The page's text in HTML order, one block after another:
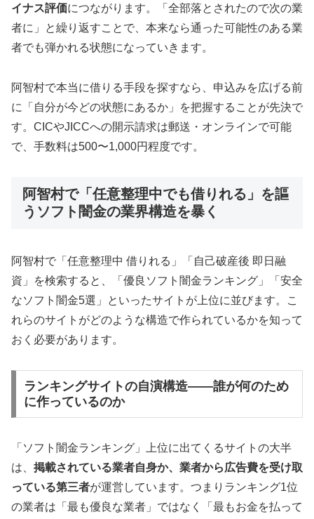
イナス評価につながります。「全部落とされたので次の業
者に」と繰り返すことで、本来なら通った可能性のある業
者でも弾かれる状態になっていきます。
阿智村で本当に借りる手段を探すなら、申込みを広げる前
に「自分が今どの状態にあるか」を把握することが先決で
す。CICやJICCへの開示請求は郵送・オンラインで可能
で、手数料は500〜1,000円程度です。
阿智村で「任意整理中でも借りれる」を謳
うソフト闇金の業界構造を暴く
阿智村で「任意整理中 借りれる」「自己破産後 即日融
資」を検索すると、「優良ソフト闇金ランキング」「安全
なソフト闇金5選」といったサイトが上位に並びます。こ
れらのサイトがどのような構造で作られているかを知って
おく必要があります。
ランキングサイトの自演構造——誰が何のため
に作っているのか
「ソフト闇金ランキング」上位に出てくるサイトの大半
は、 掲載されている業者自身か、業者から広告費を受け取
っている第三者が運営しています。つまりランキング1位
の業者は「最も優良な業者」ではなく「最もお金を払って